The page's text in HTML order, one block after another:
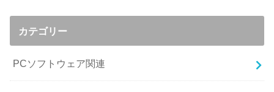
カテゴリー
PCソフトウェア関連